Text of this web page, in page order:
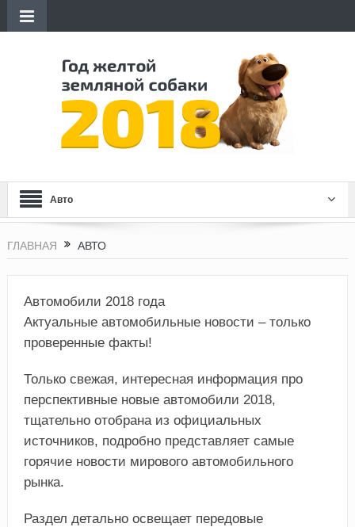
Авто
ГЛАВНАЯ АВТО
Автомобили 2018 года
Актуальные автомобильные новости – только
проверенные факты!
Только свежая, интересная информация про
перспективные новые автомобили 2018,
тщательно отобрана из официальных
источников, подробно представляет самые
горячие новости мирового автомобильного
рынка.
Раздел детально освещает передовые